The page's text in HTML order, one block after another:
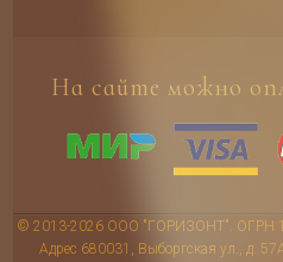
На сайте можно
© 2013-2026 ООО "ГОРИЗОНТ". ОГРН
Адрес 680031, Выборгская ул., д.